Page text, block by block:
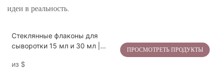
идеи в реальность.
Стеклянные флаконы для
сыворотки 15 мл и 30 мл |
многофункциональный
из $
ПРОСМОТРЕТЬ ПРОДУКТЫ